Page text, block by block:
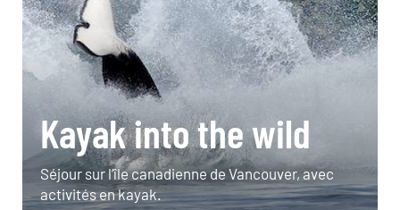
Kayak into the wild
Séjour sur l’île canadienne de Vancouver, avec
activités en kayak.